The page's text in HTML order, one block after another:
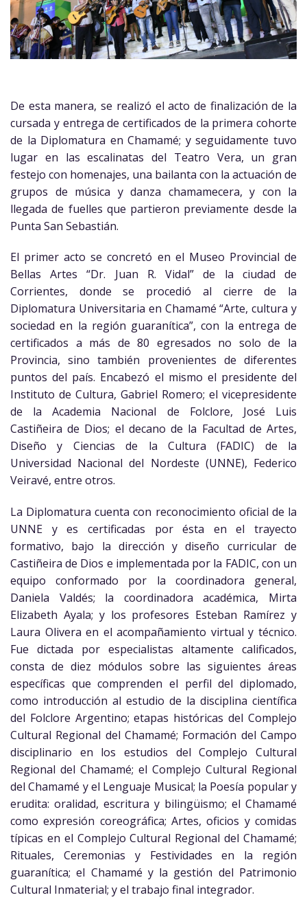
De esta manera, se realizó el acto de finalización de la
cursada y entrega de certificados de la primera cohorte
de la Diplomatura en Chamamé; y seguidamente tuvo
lugar en las escalinatas del Teatro Vera, un gran
festejo con homenajes, una bailanta con la actuación de
grupos de música y danza chamamecera, y con la
llegada de fuelles que partieron previamente desde la
Punta San Sebastián.
El primer acto se concretó en el Museo Provincial de
Bellas Artes “Dr. Juan R. Vidal” de la ciudad de
Corrientes, donde se procedió al cierre de la
Diplomatura Universitaria en Chamamé “Arte, cultura y
sociedad en la región guaranítica”, con la entrega de
certificados a más de 80 egresados no solo de la
Provincia, sino también provenientes de diferentes
puntos del país. Encabezó el mismo el presidente del
Instituto de Cultura, Gabriel Romero; el vicepresidente
de la Academia Nacional de Folclore, José Luis
Castiñeira de Dios; el decano de la Facultad de Artes,
Diseño y Ciencias de la Cultura (FADIC) de la
Universidad Nacional del Nordeste (UNNE), Federico
Veiravé, entre otros.
La Diplomatura cuenta con reconocimiento oficial de la
UNNE y es certificadas por ésta en el trayecto
formativo, bajo la dirección y diseño curricular de
Castiñeira de Dios e implementada por la FADIC, con un
equipo conformado por la coordinadora general,
Daniela Valdés; la coordinadora académica, Mirta
Elizabeth Ayala; y los profesores Esteban Ramírez y
Laura Olivera en el acompañamiento virtual y técnico.
Fue dictada por especialistas altamente calificados,
consta de diez módulos sobre las siguientes áreas
específicas que comprenden el perfil del diplomado,
como introducción al estudio de la disciplina científica
del Folclore Argentino; etapas históricas del Complejo
Cultural Regional del Chamamé; Formación del Campo
disciplinario en los estudios del Complejo Cultural
Regional del Chamamé; el Complejo Cultural Regional
del Chamamé y el Lenguaje Musical; la Poesía popular y
erudita: oralidad, escritura y bilingüismo; el Chamamé
como expresión coreográfica; Artes, oficios y comidas
típicas en el Complejo Cultural Regional del Chamamé;
Rituales, Ceremonias y Festividades en la región
guaranítica; el Chamamé y la gestión del Patrimonio
Cultural Inmaterial; y el trabajo final integrador.